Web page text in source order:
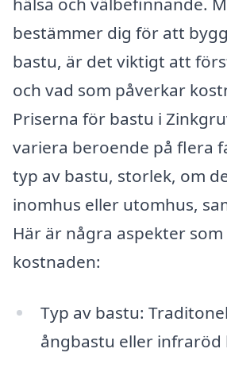
bestämmer dig för att
bastu, är det viktigt att
och vad som påverkar
Priserna för bastu i
variera beroende på flera
typ av bastu, storlek, om
inomhus eller utomhus,
Här är några aspekter
kostnaden:
Typ av bastu:
ångbastu eller infraröd